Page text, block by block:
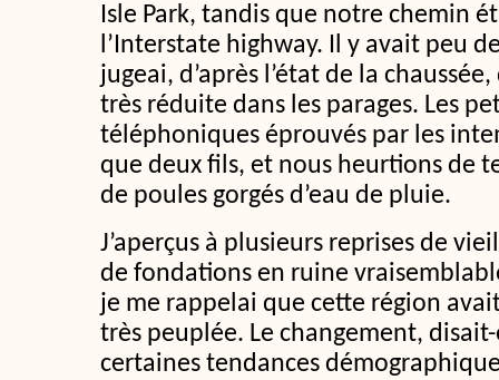
Isle Park, tandis que notre chemin
l’Interstate highway. Il y avait peu
jugeai, d’après l’état de la
très réduite dans les parages. Les
téléphoniques éprouvés par les
que deux fils, et nous heurtions de
de poules gorgés d’eau de pluie.
J’aperçus à plusieurs reprises de
de fondations en ruine
je me rappelai que cette région
très peuplée. Le changement,
certaines tendances